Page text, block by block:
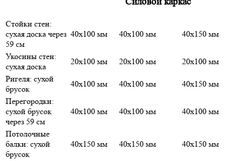
Стойки стен:
сухая доска через
59 см
40х100 мм 40х100 мм 40х150 мм
Укосины стен:
сухая доска
20х100 мм 20х100 мм
20х100 мм
Ригеля: сухой
брусок
40х100 мм 40х100 мм
40х150 мм
Перегородки:
сухой брусок
через 59 см
40х100 мм 40х100 мм 40х100 мм
Потолочные
балки: сухой
брусок
40х150 мм 40х150 мм 40х150 мм